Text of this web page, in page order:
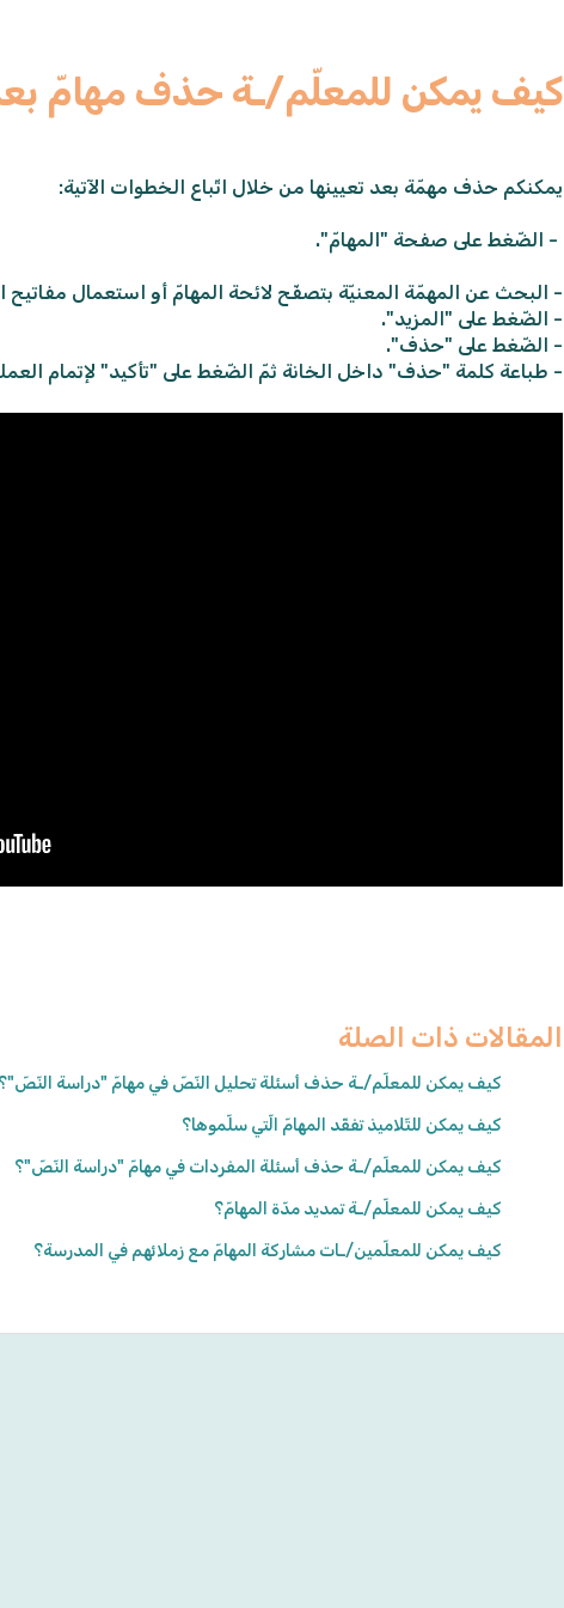
كيف يمكن للمعلّم/ـة حذف مهامّ بعد
يمكنكم حذف مهمّة بعد تعيينها من خلال اتّباع الخطوات الآتية:
- الضّغط على صفحة "المهامّ".
- البحث عن المهمّة المعنيّة بتصفّح لائحة المهامّ أو استعمال مفاتيح
- الضّغط على "المزيد".
- الضّغط على "حذف".
- طباعة كلمة "حذف" داخل الخانة ثمّ الضّغط على "تأكيد" لإتمام
المقالات ذات الصلة
كيف يمكن للمعلّم/ـة حذف أسئلة تحليل النّصّ في مهامّ "دراسة النّصّ"؟
كيف يمكن للتّلاميذ تفقّد المهامّ الّتي سلّموها؟
كيف يمكن للمعلّم/ـة حذف أسئلة المفردات في مهامّ "دراسة النّصّ"؟
كيف يمكن للمعلّم/ـة تمديد مدّة المهامّ؟
كيف يمكن للمعلّمين/ـات مشاركة المهامّ مع زملائهم في المدرسة؟